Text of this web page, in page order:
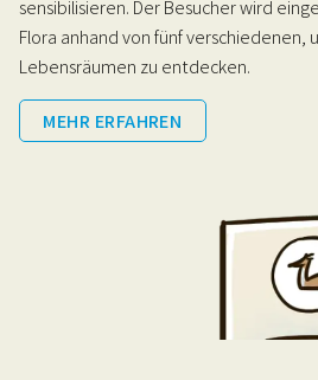
sensibilisieren. Der Besucher wird
Flora anhand von fünf verschiedenen,
Lebensräumen zu entdecken.
MEHR ERFAHREN